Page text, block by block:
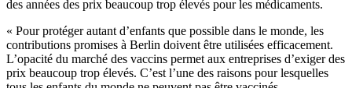
des années des prix beaucoup trop élevés pour les médicaments.
« Pour protéger autant d’enfants que possible dans le monde, les
contributions promises à Berlin doivent être utilisées efficacement.
L’opacité du marché des vaccins permet aux entreprises d’exiger des
prix beaucoup trop élevés. C’est l’une des raisons pour lesquelles